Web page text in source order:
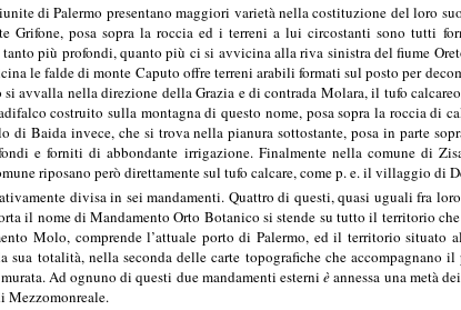
di Palermo presentano maggiori varietà nella costituzione del loro
Grifone, posa sopra la roccia ed i terreni a lui circostanti sono tutti
più profondi, quanto più ci si avvicina alla riva sinistra del fiume
le falde di monte Caputo offre terreni arabili formati sul posto per
si avvalla nella direzione della Grazia e di contrada Molara, il tufo
costruito sulla montagna di questo nome, posa sopra la roccia di
di Baida invece, che si trova nella pianura sottostante, posa in parte
e forniti di abbondante irrigazione. Finalmente nella comune di
riposano però direttamente sul tufo calcare, come p. e. il villaggio di
divisa in sei mandamenti. Quattro di questi, quasi uguali fra
il nome di Mandamento Orto Botanico si stende su tutto il territorio
Molo, comprende l’attuale porto di Palermo, ed il territorio
sua totalità, nella seconda delle carte topografiche che
Ad ognuno di questi due mandamenti esternièannessa una metà
Mezzomonreale.